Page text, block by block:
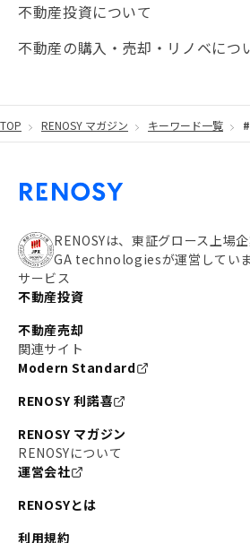
不動産投資について
不動産の購入・売却・リノベにつ
TOP RENOSY マガジン キーワード一覧
RENOSYは、東証グロース上場
GA technologiesが運営していま
サービス
不動産投資
不動産売却
関連サイト
Modern Standard
RENOSY 利諾喜
RENOSY マガジン
RENOSYについて
運営会社
RENOSYとは
利用規約